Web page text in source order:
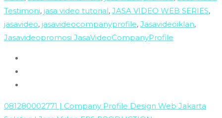
Testimoni, jasa video tutorial, JASA VIDEO WEB SERIES,
jasavideo, jasavideocompanyprofile, Jasavideoiklan,
Jasavideopromosi JasaVideoCompanyProfile
081280002771 | Company Profile Design Web Jakarta